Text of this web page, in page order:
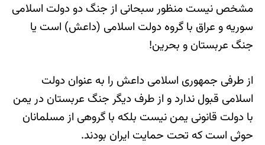
مشخص نیست منظور سبحانی از جنگ دو دولت اسلامی
سوریه و عراق با گروه دولت اسلامی (داعش) است یا
جنگ عربستان و بحرین!
از طرفی جمهوری اسلامی داعش را به عنوان دولت
اسلامی قبول ندارد و از طرف دیگر جنگ عربستان در یمن
با دولت قانونی یمن نیست بلکه با گروهی از مسلمانان
حوثی است که تحت حمایت ایران بودند.